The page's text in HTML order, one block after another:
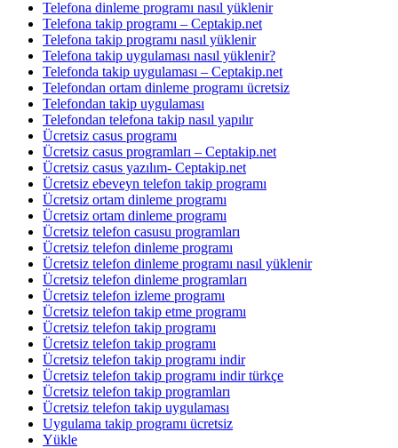
Telefona dinleme programı nasıl yüklenir
Telefona takip programı – Ceptakip.net
Telefona takip programı nasıl yüklenir
Telefona takip uygulaması nasıl yüklenir?
Telefonda takip uygulaması – Ceptakip.net
Telefondan ortam dinleme programı ücretsiz
Telefondan takip uygulaması
Telefondan telefona takip nasıl yapılır
Ücretsiz casus programı
Ücretsiz casus programları – Ceptakip.net
Ücretsiz casus yazılım- Ceptakip.net
Ücretsiz ebeveyn telefon takip programı
Ücretsiz ortam dinleme programı
Ücretsiz ortam dinleme programı
Ücretsiz telefon casusu programları
Ücretsiz telefon dinleme programı
Ücretsiz telefon dinleme programı nasıl yüklenir
Ücretsiz telefon dinleme programları
Ücretsiz telefon izleme programı
Ücretsiz telefon takip etme programı
Ücretsiz telefon takip programı
Ücretsiz telefon takip programı
Ücretsiz telefon takip programı indir
Ücretsiz telefon takip programı indir türkçe
Ücretsiz telefon takip programları
Ücretsiz telefon takip uygulaması
Uygulama takip programı ücretsiz
Yükle